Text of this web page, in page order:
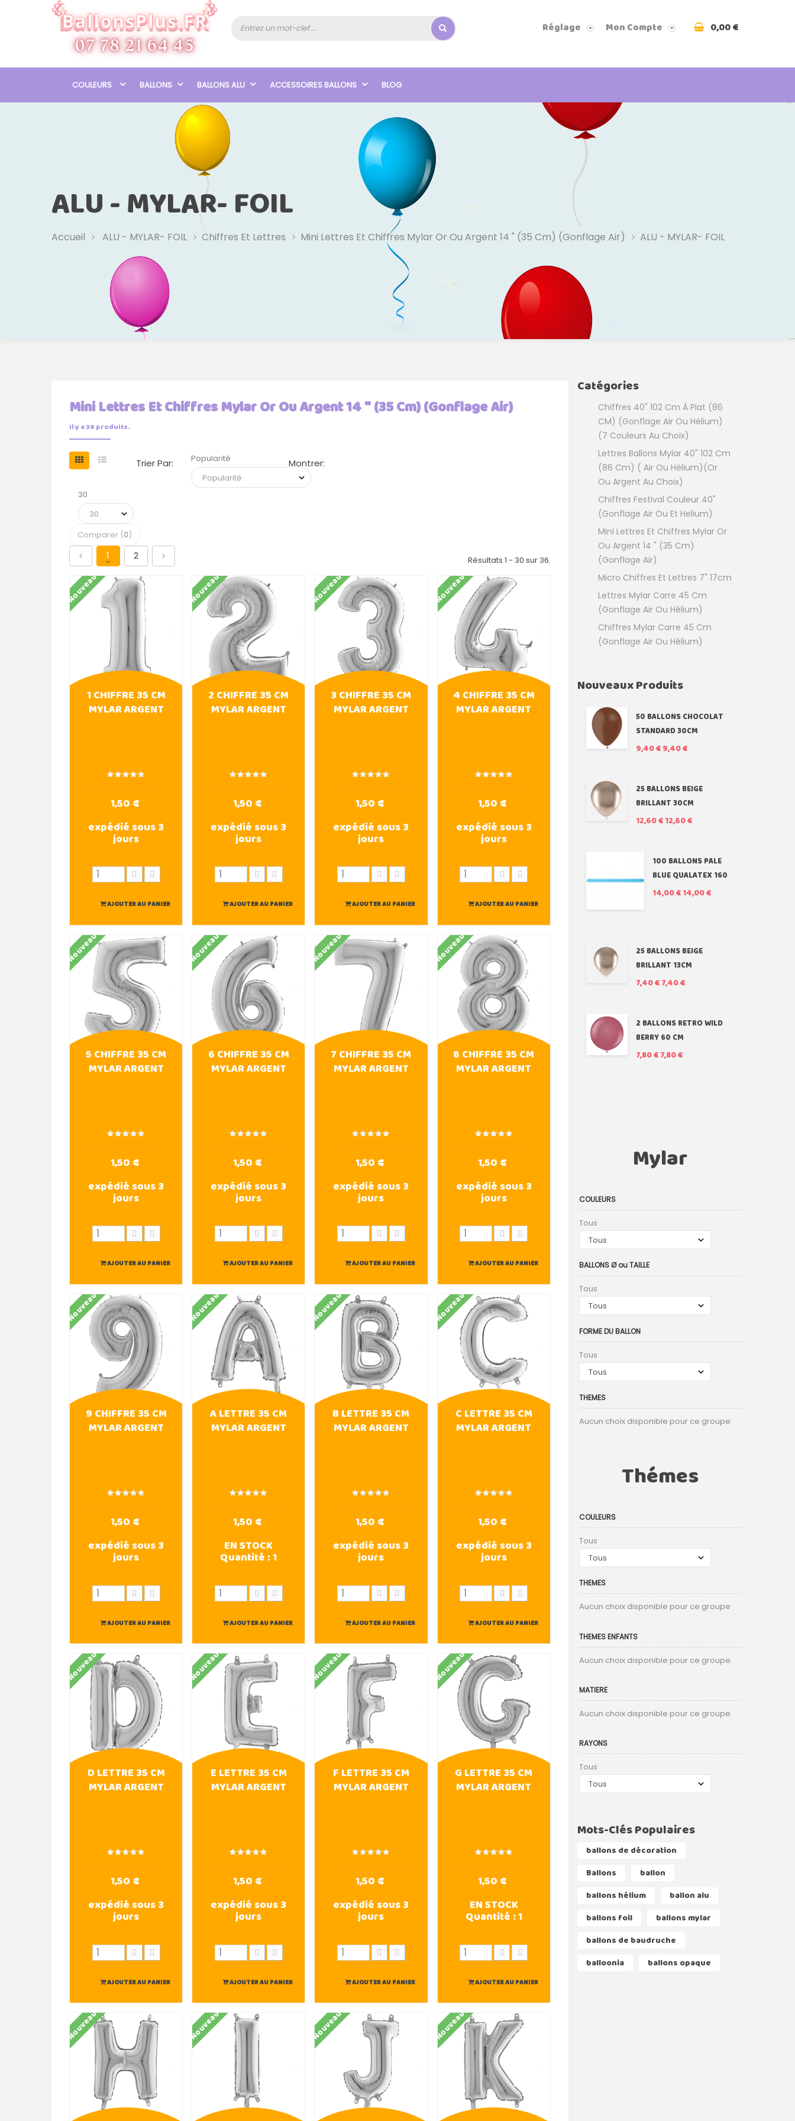
Réglage Mon Compte 0,00 €
COULEURS BALLONS BALLONS ALU ACCESSOIRES BALLONS BLOG
ALU - MYLAR- FOIL
Accueil ALU - MYLAR- FOIL Chiffres Et Lettres Mini Lettres Et Chiffres Mylar Or Ou Argent 14 " (35 Cm) (Gonflage Air) ALU - MYLAR- FOIL
Mini Lettres Et Chiffres Mylar Or Ou Argent 14 " (35 Cm) (Gonflage Air)
Il y a 36 produits.
Trier Par: Popularité Montrer:
30
Comparer (0)
1 2 Résultats 1 - 30 sur 36.
Nouveau
1 CHIFFRE 35 CM
MYLAR ARGENT
1,50 €
expédié sous 3
jours
AJOUTER AU PANIER
Nouveau
2 CHIFFRE 35 CM
MYLAR ARGENT
1,50 €
expédié sous 3
jours
AJOUTER AU PANIER
Nouveau
3 CHIFFRE 35 CM
MYLAR ARGENT
1,50 €
expédié sous 3
jours
AJOUTER AU PANIER
Nouveau
4 CHIFFRE 35 CM
MYLAR ARGENT
1,50 €
expédié sous 3
jours
AJOUTER AU PANIER
Nouveau
5 CHIFFRE 35 CM
MYLAR ARGENT
1,50 €
expédié sous 3
jours
AJOUTER AU PANIER
Nouveau
6 CHIFFRE 35 CM
MYLAR ARGENT
1,50 €
expédié sous 3
jours
AJOUTER AU PANIER
Nouveau
7 CHIFFRE 35 CM
MYLAR ARGENT
1,50 €
expédié sous 3
jours
AJOUTER AU PANIER
Nouveau
8 CHIFFRE 35 CM
MYLAR ARGENT
1,50 €
expédié sous 3
jours
AJOUTER AU PANIER
Nouveau
9 CHIFFRE 35 CM
MYLAR ARGENT
1,50 €
expédié sous 3
jours
AJOUTER AU PANIER
Nouveau
A LETTRE 35 CM
MYLAR ARGENT
1,50 €
EN STOCK
Quantité :1
AJOUTER AU PANIER
Nouveau
B LETTRE 35 CM
MYLAR ARGENT
1,50 €
expédié sous 3
jours
AJOUTER AU PANIER
Nouveau
C LETTRE 35 CM
MYLAR ARGENT
1,50 €
expédié sous 3
jours
AJOUTER AU PANIER
Nouveau
D LETTRE 35 CM
MYLAR ARGENT
1,50 €
expédié sous 3
jours
AJOUTER AU PANIER
Nouveau
E LETTRE 35 CM
MYLAR ARGENT
1,50 €
expédié sous 3
jours
AJOUTER AU PANIER
Nouveau
F LETTRE 35 CM
MYLAR ARGENT
1,50 €
expédié sous 3
jours
AJOUTER AU PANIER
Nouveau
G LETTRE 35 CM
MYLAR ARGENT
1,50 €
EN STOCK
Quantité :1
AJOUTER AU PANIER
Nouveau Nouveau Nouveau Nouveau
Catégories
Chiffres 40" 102 Cm À Plat (86
CM) (Gonflage Air Ou Hélium)
(7 Couleurs Au Choix)
Lettres Ballons Mylar 40" 102 Cm
(86 Cm) ( Air Ou Hélium)(or
Ou Argent Au Choix)
Chiffres Festival Couleur 40"
(Gonflage Air Ou Et Helium)
Mini Lettres Et Chiffres Mylar Or
Ou Argent 14 " (35 Cm)
(Gonflage Air)
Micro Chiffres Et Lettres 7" 17cm
Lettres Mylar Carre 45 Cm
(Gonflage Air Ou Hêlium)
Chiffres Mylar Carre 45 Cm
(Gonflage Air Ou Hêlium)
Nouveaux Produits
50 BALLONS CHOCOLAT
STANDARD 30CM
9,40 €9,40 €
25 BALLONS BEIGE
BRILLANT 30CM
12,60 €12,60 €
100 BALLONS PALE
BLUE QUALATEX 160
14,00 €14,00 €
25 BALLONS BEIGE
BRILLANT 13CM
7,40 €7,40 €
2 BALLONS RETRO WILD
BERRY 60 CM
7,80 €7,80 €
Mylar
COULEURS
Tous
BALLONS Ø ou TAILLE
Tous
FORME DU BALLON
Tous
THEMES
Aucun choix disponible pour ce groupe
Thémes
COULEURS
Tous
THEMES
Aucun choix disponible pour ce groupe
THEMES ENFANTS
Aucun choix disponible pour ce groupe
MATIERE
Aucun choix disponible pour ce groupe
RAYONS
Tous
Mots-Clés Populaires
ballons de décoration
Ballons
ballon
ballons hélium
ballon alu
ballons foil
ballons mylar
ballons de baudruche
balloonia
ballons opaque